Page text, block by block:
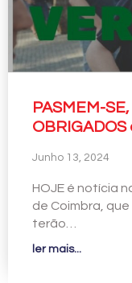
PASMEM-
Junho 13, 2024
HOJE é notícia
de Coimbra,
terão…
ler mais...